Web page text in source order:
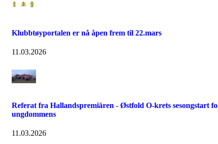
Klubbtøyportalen er nå åpen frem til 22.mars
11.03.2026
Referat fra Hallandspremiären - Østfold O-krets sesongstart
ungdommens
11.03.2026